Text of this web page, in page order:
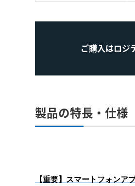
ご購入はロジ
製品の特長・仕様
【重要】スマートフォンア